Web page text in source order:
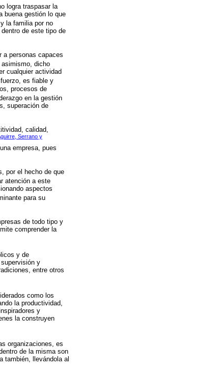
logra traspasar la
buena gestión lo que
la familia por no
de este tipo de
a personas capaces
asimismo, dicho
cualquier actividad
es fiable y
procesos de
en la gestión
superación de
calidad,
Serrano y
empresa, pues
por el hecho de que
atención a este
aspectos
para su
de todo tipo y
comprender la
y de
y
entre otros
como los
la productividad,
y
la construyen
organizaciones, es
de la misma son
también, llevándola al